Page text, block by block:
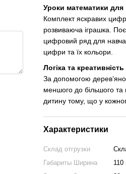
Уроки математики для
Комплект яскравих
розвиваюча іграшка.
цифровий ряд для
цифри та їх кольори.
Логіка та креативність
За допомогою
меншого до більшого та
дитину тому, що у
Характеристики
Склад отгрузки
Габариты Ширина